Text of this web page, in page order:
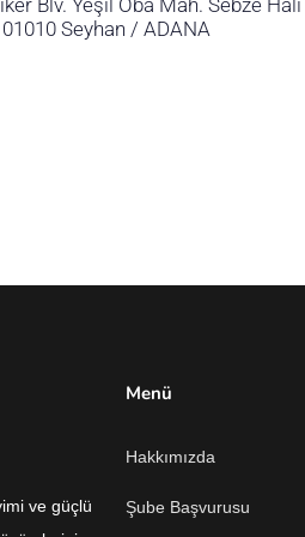
Blv. Yeşil Oba Mah. Sebze Hali
01010 Seyhan / ADANA
ve güçlü
Menü
Hakkımızda
Şube Başvurusu